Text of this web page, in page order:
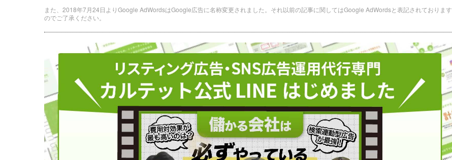
また、2018年7月24日よりGoogle AdWordsはGoogle広告に名称変更されました。それ以前の記事に関してはGoogle AdWordsと表記されております
のでご了承ください。